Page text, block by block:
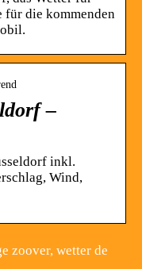
für die kommenden
–
inkl.
Wind,
zoover, wetter de